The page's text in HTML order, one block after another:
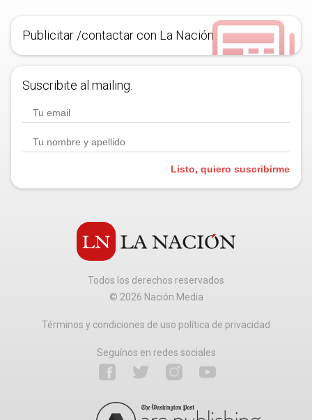
Publicitar /contactar con La Nación
Suscribite al mailing.
Listo, quiero suscribirme
Todos los derechos reservados
© 2026 Nación Media
Términos y condiciones de uso política de privacidad
Seguínos en redes sociales